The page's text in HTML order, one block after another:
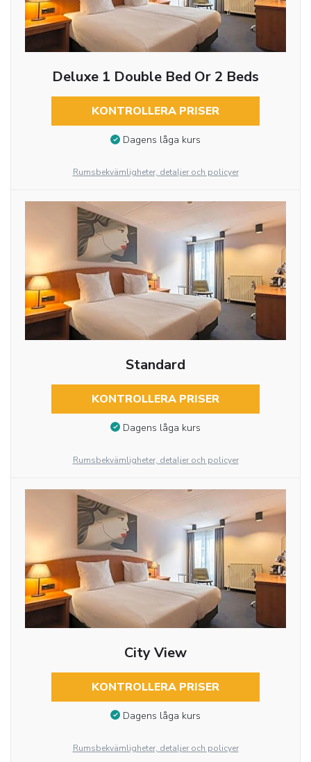
Deluxe 1 Double Bed Or 2 Beds
KONTROLLERA PRISER
Dagens låga kurs
Rumsbekvämligheter, detaljer och policyer
Standard
KONTROLLERA PRISER
Dagens låga kurs
Rumsbekvämligheter, detaljer och policyer
City View
KONTROLLERA PRISER
Dagens låga kurs
Rumsbekvämligheter, detaljer och policyer